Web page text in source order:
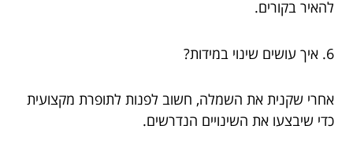
להאיר בקורים.
6. איך עושים שינוי במידות?
אחרי שקנית את השמלה, חשוב לפנות לתופרת מקצועית
כדי שיבצעו את השינויים הנדרשים.